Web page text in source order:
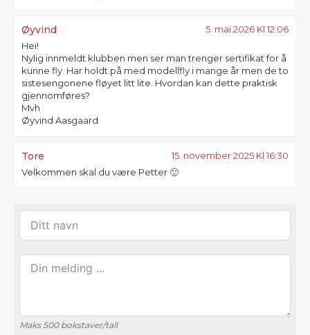
Øyvind 5. mai 2026 Kl 12:06
Hei!
Nylig innmeldt klubben men ser man trenger sertifikat for å
kunne fly. Har holdt på med modellfly i mange år men de to
sistesengonene fløyet litt lite. Hvordan kan dette praktisk
gjennomføres?
Mvh
Øyvind Aasgaard
Tore 15. november 2025 Kl 16:30
Velkommen skal du være Petter 🙂
Maks 500 bokstaver/tall